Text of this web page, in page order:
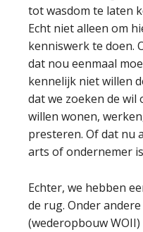
tot wasdom te laten
Echt niet alleen om
kenniswerk te doen.
dat nou eenmaal
kennelijk niet willen
dat we zoeken de wil
willen wonen,
presteren. Of dat nu
arts of ondernemer
Echter, we hebben
de rug. Onder
(wederopbouw